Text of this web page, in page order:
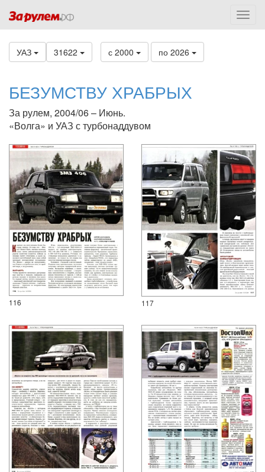
УАЗ 31622 с 2000 по 2026
БЕЗУМСТВУ ХРАБРЫХ
За рулем, 2004/06 – Июнь.
«Волга» и УАЗ с турбонаддувом
116 117